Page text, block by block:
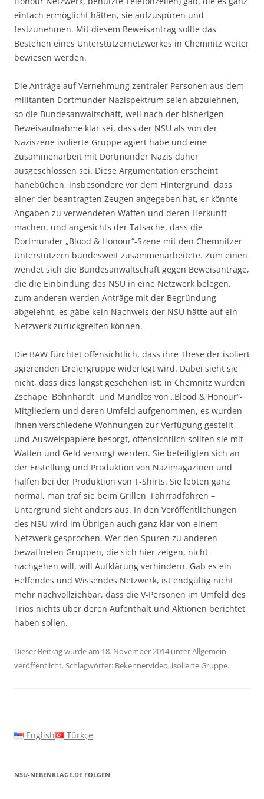
einfach ermöglicht hätten, sie aufzuspüren und
festzunehmen. Mit diesem Beweisantrag sollte das
Bestehen eines Unterstützernetzwerkes in Chemnitz weiter
bewiesen werden.
Die Anträge auf Vernehmung zentraler Personen aus dem
militanten Dortmunder Nazispektrum seien abzulehnen,
so die Bundesanwaltschaft, weil nach der bisherigen
Beweisaufnahme klar sei, dass der NSU als von der
Naziszene isolierte Gruppe agiert habe und eine
Zusammenarbeit mit Dortmunder Nazis daher
ausgeschlossen sei. Diese Argumentation erscheint
hanebüchen, insbesondere vor dem Hintergrund, dass
einer der beantragten Zeugen angegeben hat, er könnte
Angaben zu verwendeten Waffen und deren Herkunft
machen, und angesichts der Tatsache, dass die
Dortmunder „Blood & Honour“-Szene mit den Chemnitzer
Unterstützern bundesweit zusammenarbeitete. Zum einen
wendet sich die Bundesanwaltschaft gegen Beweisanträge,
die die Einbindung des NSU in eine Netzwerk belegen,
zum anderen werden Anträge mit der Begründung
abgelehnt, es gäbe kein Nachweis der NSU hätte auf ein
Netzwerk zurückgreifen können.
Die BAW fürchtet offensichtlich, dass ihre These der isoliert
agierenden Dreiergruppe widerlegt wird. Dabei sieht sie
nicht, dass dies längst geschehen ist: in Chemnitz wurden
Zschäpe, Böhnhardt, und Mundlos von „Blood & Honour“-
Mitgliedern und deren Umfeld aufgenommen, es wurden
ihnen verschiedene Wohnungen zur Verfügung gestellt
und Ausweispapiere besorgt, offensichtlich sollten sie mit
Waffen und Geld versorgt werden. Sie beteiligten sich an
der Erstellung und Produktion von Nazimagazinen und
halfen bei der Produktion von T-Shirts. Sie lebten ganz
normal, man traf sie beim Grillen, Fahrradfahren –
Untergrund sieht anders aus. In den Veröffentlichungen
des NSU wird im Übrigen auch ganz klar von einem
Netzwerk gesprochen. Wer den Spuren zu anderen
bewaffneten Gruppen, die sich hier zeigen, nicht
nachgehen will, will Aufklärung verhindern. Gab es ein
Helfendes und Wissendes Netzwerk, ist endgültig nicht
mehr nachvollziehbar, dass die V-Personen im Umfeld des
Trios nichts über deren Aufenthalt und Aktionen berichtet
haben sollen.
Dieser Beitrag wurde am 18. November 2014unterAllgemein
veröffentlicht. Schlagwörter: Bekennervideo, isolierte Gruppe.
English Türkçe
NSU-NEBENKLAGE.DE FOLGEN